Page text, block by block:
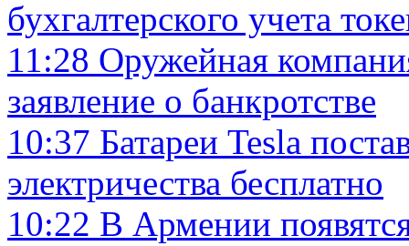
бухгалтерского учета
11:28 Оружейная
заявление о банкротстве
10:37 Батареи Tesla
электричества бесплатно
10:22 В Армении